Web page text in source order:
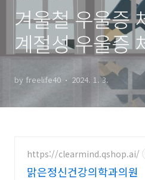
겨울철 우울증
계절성 우울증
정리
by freelife40 2024. 1. 3.
https://clearmind.qshop.ai/
맑은정신건강의학과의원